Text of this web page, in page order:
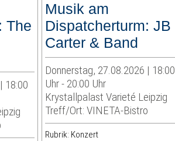
The
18:00
Musik am
Dispatcherturm: JB
Carter & Band
Donnerstag, 27.08.2026 | 18:00
Uhr - 20:00 Uhr
Krystallpalast Varieté Leipzig
Treff/Ort: VINETA-Bistro
Rubrik: Konzert